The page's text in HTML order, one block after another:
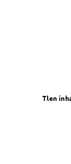
Tlen